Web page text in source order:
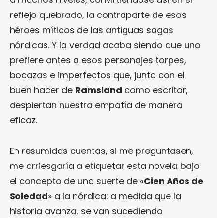
reflejo quebrado, la contraparte de esos
héroes míticos de las antiguas sagas
nórdicas. Y la verdad acaba siendo que uno
prefiere antes a esos personajes torpes,
bocazas e imperfectos que, junto con el
buen hacer de Ramsland como escritor,
despiertan nuestra empatía de manera
eficaz.
En resumidas cuentas, si me preguntasen,
me arriesgaría a etiquetar esta novela bajo
el concepto de una suerte de «Cien Años de
Soledad» a la nórdica: a medida que la
historia avanza, se van sucediendo